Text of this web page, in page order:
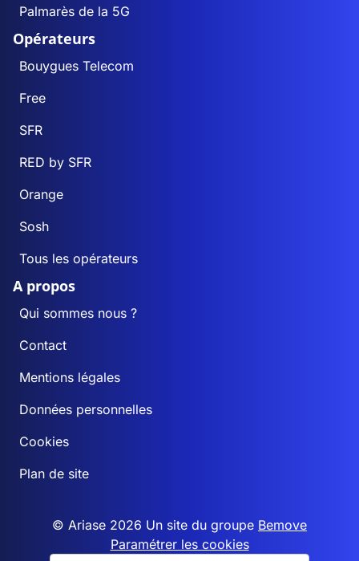
Palmarès de la 5G
Opérateurs
Bouygues Telecom
Free
SFR
RED by SFR
Orange
Sosh
Tous les opérateurs
A propos
Qui sommes nous ?
Contact
Mentions légales
Données personnelles
Cookies
Plan de site
© Ariase 2026 Un site du groupe Bemove
Paramétrer les cookies